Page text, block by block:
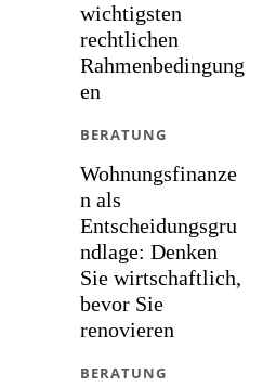
wichtigsten
rechtlichen
Rahmenbedingung
en
Wohnungsfinanze
n als
Entscheidungsgru
ndlage: Denken
Sie wirtschaftlich,
bevor Sie
renovieren
BERATUNG
BERATUNG